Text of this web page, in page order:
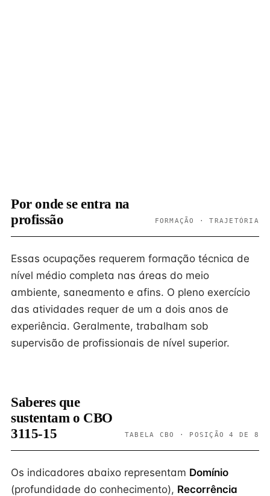
Por onde se entra na
profissão
FORMAÇÃO · TRAJETÓRIA
Essas ocupações requerem formação técnica de
nível médio completa nas áreas do meio
ambiente, saneamento e afins. O pleno exercício
das atividades requer de um a dois anos de
experiência. Geralmente, trabalham sob
supervisão de profissionais de nível superior.
Saberes que
sustentam o CBO
3115-15
TABELA CBO · POSIÇÃO 4 DE 8
Os indicadores abaixo representam Domínio
(profundidade do conhecimento), Recorrência